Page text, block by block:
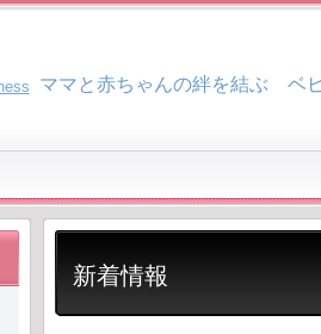
ママと赤ちゃんの絆を結ぶ ベ
新着情報